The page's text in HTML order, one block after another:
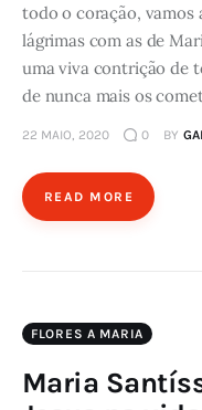
todo o coração, vamos
lágrimas com as de
uma viva contrição de
de nunca mais os
22 MAIO, 2020 0 BY
READ MORE
FLORES A MARIA
Maria